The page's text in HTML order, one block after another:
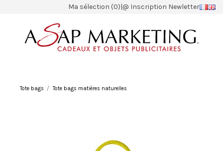
Ma sélection (0)|@ Inscription Newletter
Tote bags Tote bags matières naturelles